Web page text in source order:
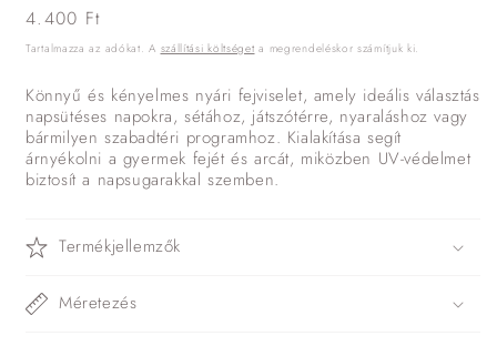
Normál
ár
4.400 Ft
Tartalmazza az adókat. A szállítási költséget a megrendeléskor számítjuk ki.
Könnyű és kényelmes nyári fejviselet, amely ideális választás
napsütéses napokra, sétához, játszótérre, nyaraláshoz vagy
bármilyen szabadtéri programhoz. Kialakítása segít
árnyékolni a gyermek fejét és arcát, miközben UV-védelmet
biztosít a napsugarakkal szemben.
Termékjellemzők
Méretezés